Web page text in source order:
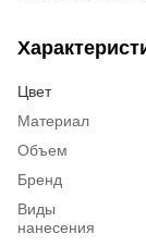
Цвет
Материал
Объем
Бренд
Виды
нанесения